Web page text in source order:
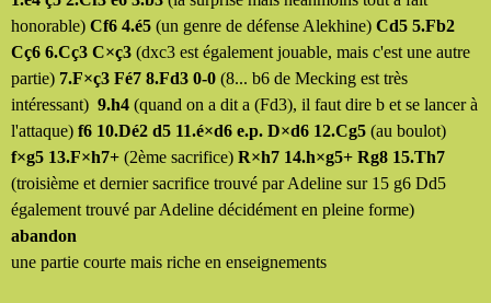
honorable) Cf6 4.é5 (un genre de défense Alekhine) Cd5 5.Fb2
Cç6 6.Cç3 C×ç3 (dxc3 est également jouable, mais c'est une autre
partie) 7.F×ç3 Fé7 8.Fd3 0-0 (8... b6 de Mecking est très
intéressant) 9.h4 (quand on a dit a (Fd3), il faut dire b et se lancer à
l'attaque) f6 10.Dé2 d5 11.é×d6 e.p. D×d6 12.Cg5 (au boulot)
f×g5 13.F×h7+ (2ème sacrifice) R×h7 14.h×g5+ Rg8 15.Th7
(troisième et dernier sacrifice trouvé par Adeline sur 15 g6 Dd5
également trouvé par Adeline décidément en pleine forme)
abandon
une partie courte mais riche en enseignements